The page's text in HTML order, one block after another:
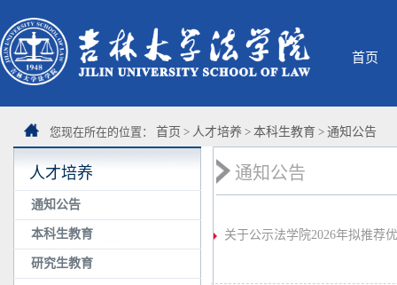
首页
您现在所在的位置： 首页 > 人才培养 > 本科生教育 > 通知公告
人才培养
通知公告
本科生教育
研究生教育
通知公告
关于公示法学院2026年拟推荐